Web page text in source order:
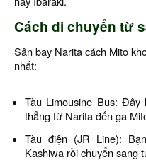
Cách di chuyển từ
Sân bay Narita cách Mito
nhất:
Tàu Limousine Bus:
thẳng từ Narita đến ga
Tàu điện (JR Line):
Kashiwa rồi chuyển sang